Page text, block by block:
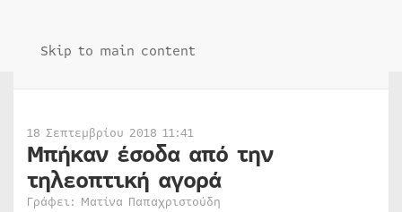
Skip to main content
18 Σεπτεμβρίου 2018 11:41
Μπήκαν έσοδα από την
τηλεοπτική αγορά
Γράφει: Ματίνα Παπαχριστούδη